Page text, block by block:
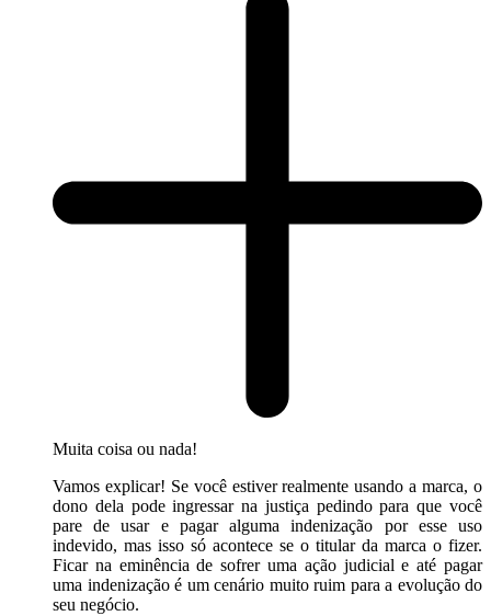
Muita coisa ou nada!
Vamos explicar! Se você estiver realmente usando a marca, o
dono dela pode ingressar na justiça pedindo para que você
pare de usar e pagar alguma indenização por esse uso
indevido, mas isso só acontece se o titular da marca o fizer.
Ficar na eminência de sofrer uma ação judicial e até pagar
uma indenização é um cenário muito ruim para a evolução do
seu negócio.